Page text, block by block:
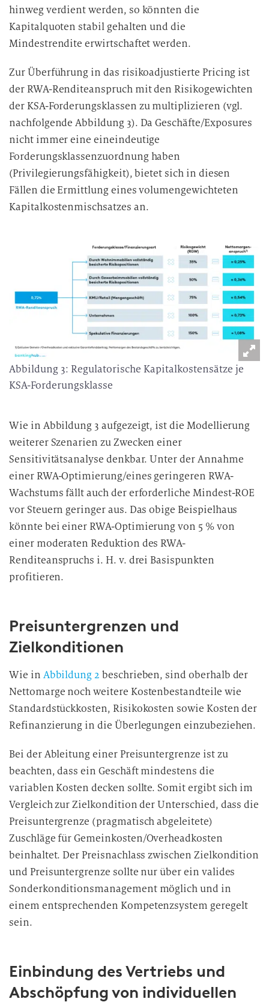
hinweg verdient werden, so könnten die
Kapitalquoten stabil gehalten und die
Mindestrendite erwirtschaftet werden.
Zur Überführung in das risikoadjustierte Pricing ist
der RWA-Renditeanspruch mit den Risikogewichten
der KSA-Forderungsklassen zu multiplizieren (vgl.
nachfolgende Abbildung 3). Da Geschäfte/Exposures
nicht immer eine eineindeutige
Forderungsklassenzuordnung haben
(Privilegierungsfähigkeit), bietet sich in diesen
Fällen die Ermittlung eines volumengewichteten
Kapitalkostenmischsatzes an.
Abbildung 3: Regulatorische Kapitalkostensätze je
KSA-Forderungsklasse
Wie in Abbildung 3 aufgezeigt, ist die Modellierung
weiterer Szenarien zu Zwecken einer
Sensitivitätsanalyse denkbar. Unter der Annahme
einer RWA-Optimierung/eines geringeren RWA-
Wachstums fällt auch der erforderliche Mindest-ROE
vor Steuern geringer aus. Das obige Beispielhaus
könnte bei einer RWA-Optimierung von 5 % von
einer moderaten Reduktion des RWA-
Renditeanspruchs i. H. v. drei Basispunkten
profitieren.
Preisuntergrenzen und
Zielkonditionen
Wie in Abbildung 2 beschrieben, sind oberhalb der
Nettomarge noch weitere Kostenbestandteile wie
Standardstückkosten, Risikokosten sowie Kosten der
Refinanzierung in die Überlegungen einzubeziehen.
Bei der Ableitung einer Preisuntergrenze ist zu
beachten, dass ein Geschäft mindestens die
variablen Kosten decken sollte. Somit ergibt sich im
Vergleich zur Zielkondition der Unterschied, dass die
Preisuntergrenze (pragmatisch abgeleitete)
Zuschläge für Gemeinkosten/Overheadkosten
beinhaltet. Der Preisnachlass zwischen Zielkondition
und Preisuntergrenze sollte nur über ein valides
Sonderkonditionsmanagement möglich und in
einem entsprechenden Kompetenzsystem geregelt
sein.
Einbindung des Vertriebs und
Abschöpfung von individuellen